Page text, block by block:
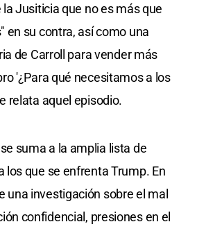
Jusiticia que no es más que
en su contra, así como una
de Carroll para vender más
'¿Para qué necesitamos a los
relata aquel episodio.
suma a la amplia lista de
los que se enfrenta Trump. En
una investigación sobre el mal
confidencial, presiones en el